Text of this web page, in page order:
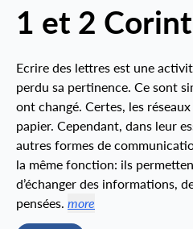
1 et 2
Ecrire des lettres est une
perdu sa pertinence. Ce sont
ont changé. Certes, les
papier. Cependant, dans leur
autres formes de
la même fonction: ils
d’échanger des informations,
pensées. more